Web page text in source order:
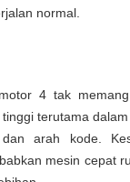
normal.
4 tak
terutama
dan arah kode.
mesin cepat